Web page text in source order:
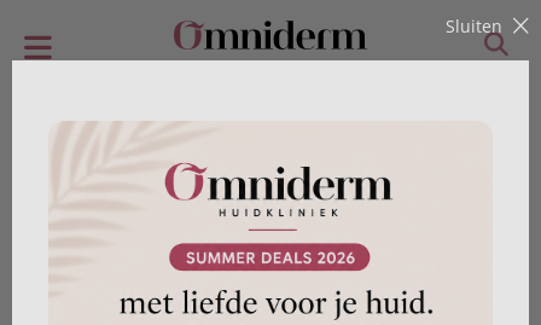
Sluiten
Vaatlaser behandeling
Zichtbare bloedvaatjes in het gezicht of op het
lichaam kunnen effectief worden verwijderd met
een vaatlaser behandeling.